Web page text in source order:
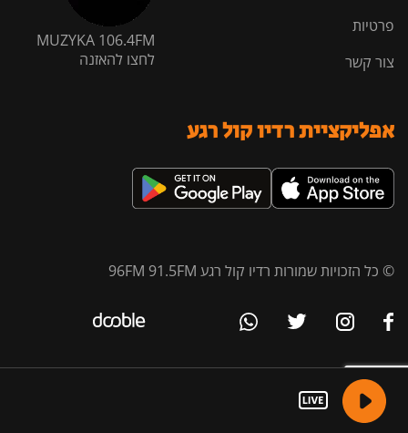
פרטיות
צור קשר
MUZYKA 106.4FM
לחצו להאזנה
אפליקציית רדיו קול רגע
© כל הזכויות שמורות רדיו קול רגע 96FM 91.5FM